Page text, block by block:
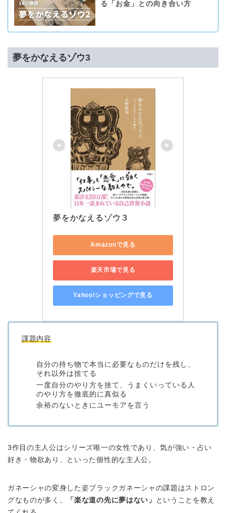
る「お金」との向き合い方
夢をかなえるゾウ3
夢をかなえるゾウ３
Amazonで見る
楽天市場で見る
Yahoo!ショッピングで見る
課題内容
自分の持ち物で本当に必要なものだけを残し、
それ以外は捨てる
一度自分のやり方を捨て、うまくいっている人
のやり方を徹底的に真似る
余裕のないときにユーモアを言う
3作目の主人公はシリーズ唯一の女性であり、気が強い・占い
好き・物欲あり、といった個性的な主人公。
ガネーシャの変身した姿ブラックガネーシャの課題はストロン
グなものが多く、
「楽な道の先に夢はない」
ということを教え